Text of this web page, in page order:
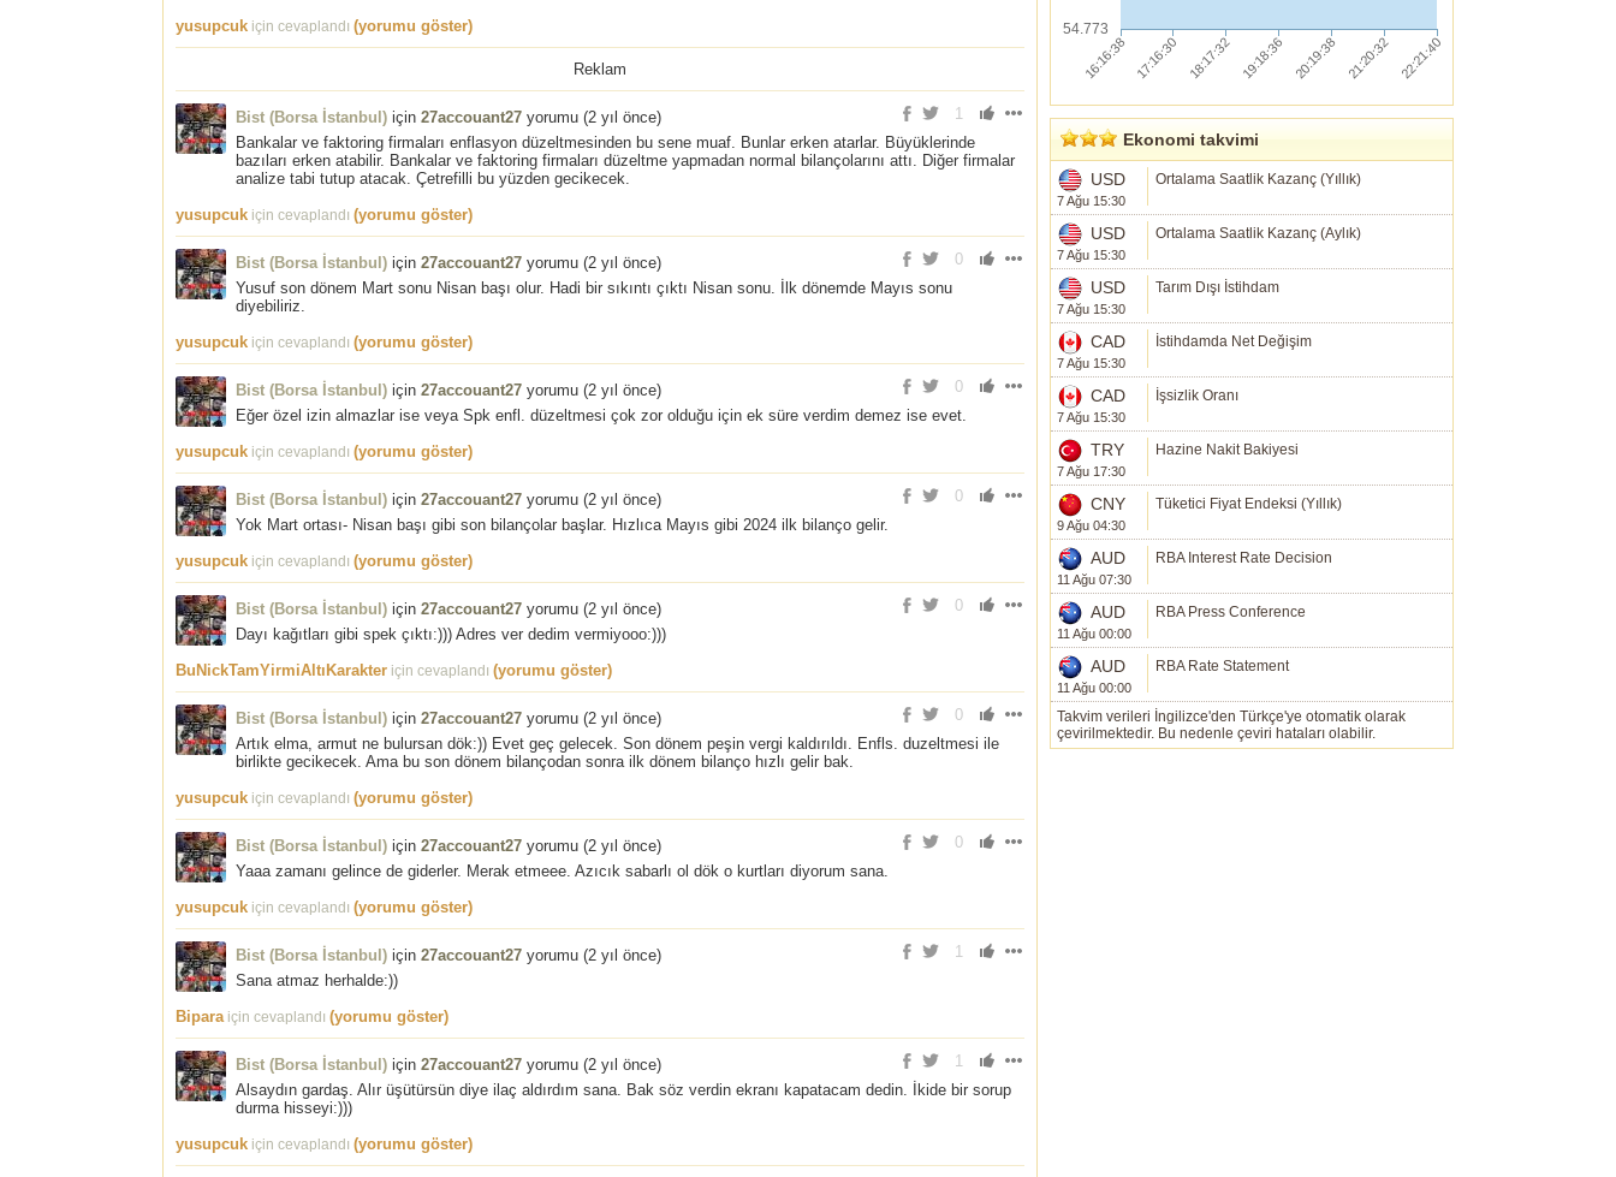
yusupcuk için cevaplandı (yorumu göster)
Reklam
1
Bist (Borsa İstanbul) için 27accouant27 yorumu (2 yıl önce)
Bankalar ve faktoring firmaları enflasyon düzeltmesinden bu sene muaf. Bunlar erken atarlar. Büyüklerinde
bazıları erken atabilir. Bankalar ve faktoring firmaları düzeltme yapmadan normal bilançolarını attı. Diğer firmalar
analize tabi tutup atacak. Çetrefilli bu yüzden gecikecek.
yusupcuk için cevaplandı (yorumu göster)
0
Bist (Borsa İstanbul) için 27accouant27 yorumu (2 yıl önce)
Yusuf son dönem Mart sonu Nisan başı olur. Hadi bir sıkıntı çıktı Nisan sonu. İlk dönemde Mayıs sonu
diyebiliriz.
yusupcuk için cevaplandı (yorumu göster)
0
Bist (Borsa İstanbul) için 27accouant27 yorumu (2 yıl önce)
Eğer özel izin almazlar ise veya Spk enfl. düzeltmesi çok zor olduğu için ek süre verdim demez ise evet.
yusupcuk için cevaplandı (yorumu göster)
0
Bist (Borsa İstanbul) için 27accouant27 yorumu (2 yıl önce)
Yok Mart ortası- Nisan başı gibi son bilançolar başlar. Hızlıca Mayıs gibi 2024 ilk bilanço gelir.
yusupcuk için cevaplandı (yorumu göster)
0
Bist (Borsa İstanbul) için 27accouant27 yorumu (2 yıl önce)
Dayı kağıtları gibi spek çıktı:))) Adres ver dedim vermiyooo:)))
BuNickTamYirmiAltıKarakter için cevaplandı (yorumu göster)
0
Bist (Borsa İstanbul) için 27accouant27 yorumu (2 yıl önce)
Artık elma, armut ne bulursan dök:)) Evet geç gelecek. Son dönem peşin vergi kaldırıldı. Enfls. duzeltmesi ile
birlikte gecikecek. Ama bu son dönem bilançodan sonra ilk dönem bilanço hızlı gelir bak.
yusupcuk için cevaplandı (yorumu göster)
0
Bist (Borsa İstanbul) için 27accouant27 yorumu (2 yıl önce)
Yaaa zamanı gelince de giderler. Merak etmeee. Azıcık sabarlı ol dök o kurtları diyorum sana.
yusupcuk için cevaplandı (yorumu göster)
1
Bist (Borsa İstanbul) için 27accouant27 yorumu (2 yıl önce)
Sana atmaz herhalde:))
Biparaiçin cevaplandı (yorumu göster)
1
Bist (Borsa İstanbul) için 27accouant27 yorumu (2 yıl önce)
Alsaydın gardaş. Alır üşütürsün diye ilaç aldırdım sana. Bak söz verdin ekranı kapatacam dedin. İkide bir sorup
durma hisseyi:)))
yusupcuk için cevaplandı (yorumu göster)
54.773
Ekonomi takvimi
USD
7 Ağu 15:30
Ortalama Saatlik Kazanç (Yıllık)
USD
7 Ağu 15:30
Ortalama Saatlik Kazanç (Aylık)
USD
7 Ağu 15:30
Tarım Dışı İstihdam
CAD
7 Ağu 15:30
İstihdamda Net Değişim
CAD
7 Ağu 15:30
İşsizlik Oranı
TRY
7 Ağu 17:30
Hazine Nakit Bakiyesi
CNY
9 Ağu 04:30
Tüketici Fiyat Endeksi (Yıllık)
AUD
11 Ağu 07:30
RBA Interest Rate Decision
AUD
11 Ağu 00:00
RBA Press Conference
AUD
11 Ağu 00:00
RBA Rate Statement
Takvim verileri İngilizce'den Türkçe'ye otomatik olarak
çevirilmektedir. Bu nedenle çeviri hataları olabilir.